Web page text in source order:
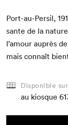
Port-au-Per­sil,
sante de la
l’amour auprès
mais con­naît
Disponible
au kiosque